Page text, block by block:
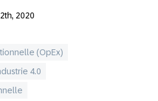
2020
(OpEx)
4.0